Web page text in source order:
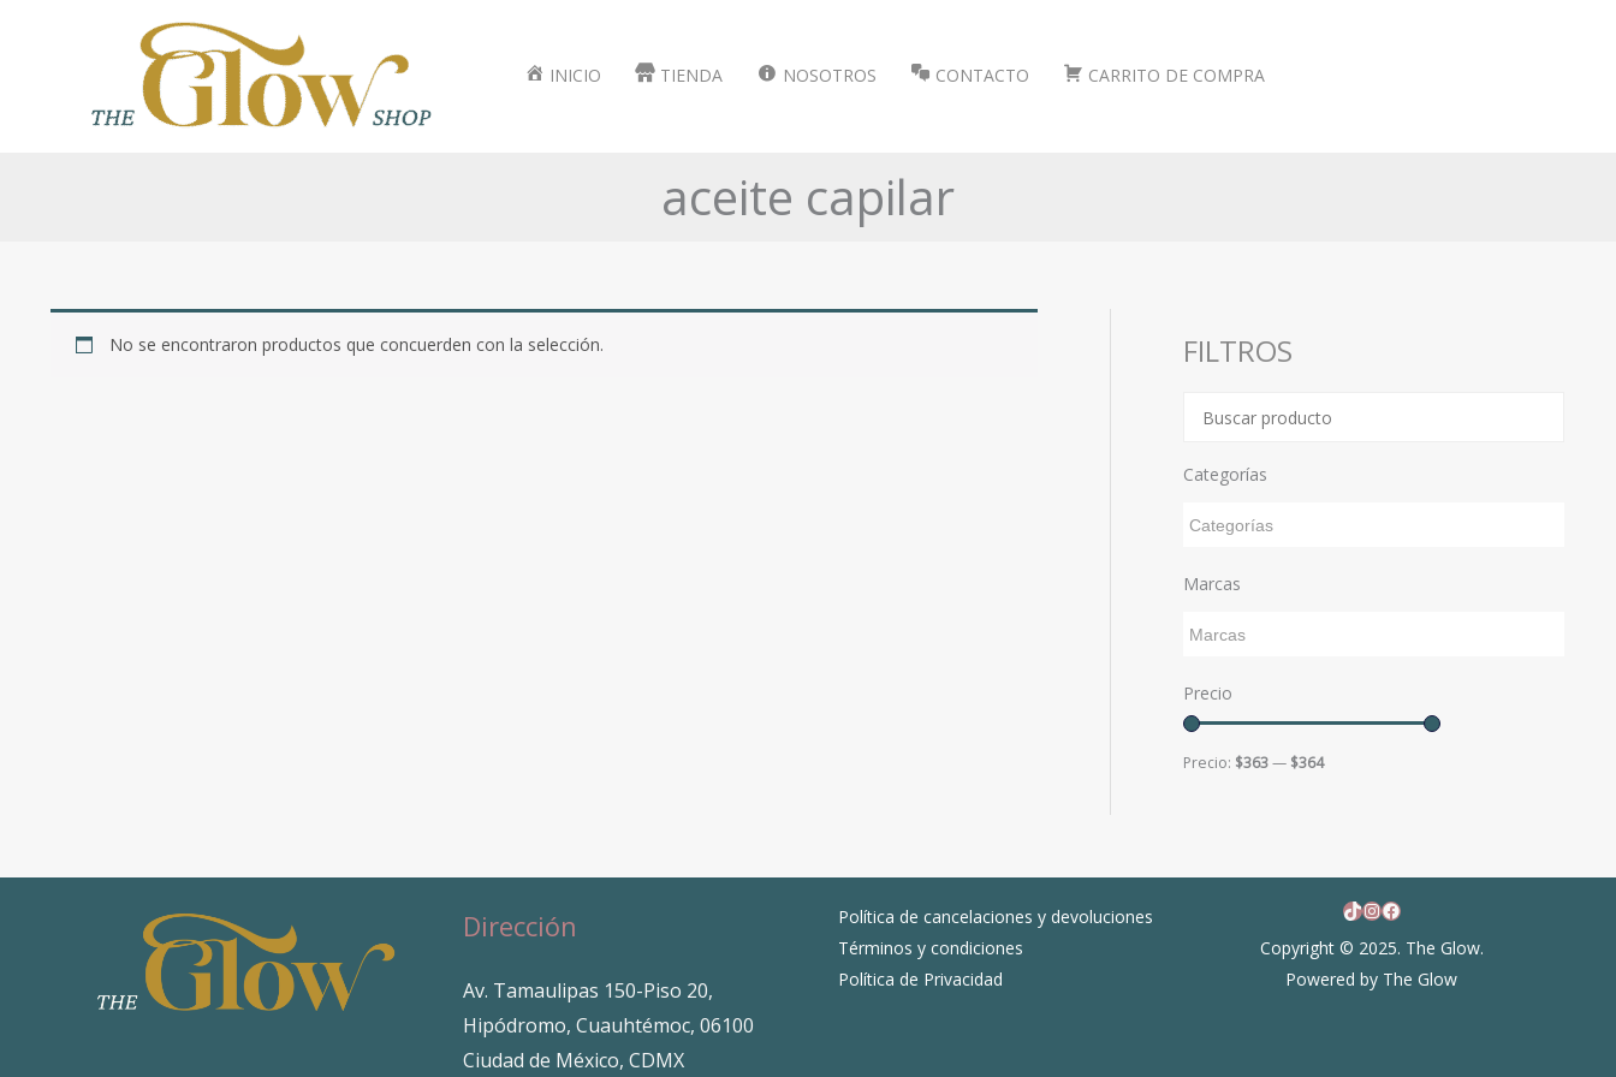
INICIO TIENDA NOSOTROS CONTACTO CARRITO DE COMPRA
aceite capilar
No se encontraron productos que concuerden con la selección. FILTROS
Categorías
Marcas
Precio
Precio: $363— $364
Dirección
Av. Tamaulipas 150-Piso 20,
Hipódromo, Cuauhtémoc, 06100
Ciudad de México, CDMX
Política de cancelaciones y devoluciones
Términos y condiciones
Política de Privacidad
TikTok
Instagram
Facebook
Copyright © 2025. The Glow.
Powered by The Glow